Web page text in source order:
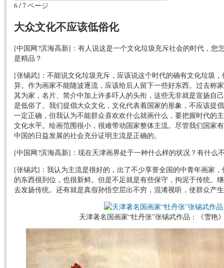
6 / 7 ページ
大众文化不应该低俗化
[中国网?滨海高新]：有人说这是一个文化垃圾充斥社会的时代，您
是精品？
[张锡武]：不能说文化垃圾充斥，应该说这个时代的确有文化垃圾
异。作为画家不能随波逐流，应该给后人留下一些好东西。过去称
其为家，名片、简介中加上许多吓人的头衔，这些无非就是宣扬自
是低俗了。我们提倡大众文化，文化代表着国家的形象，不应该提
一定正确，但我认为不能群众喜欢欢什么就画什么，要把握时代的
文化水平。绘画范围很小，很难带动国家整体主流。尽管我们国家
中国的日益发展的社会充分证明主流是正确的。
[中国网?滨海高新]：现在天津画界处于一种什么样的状况？有什么
[张锡武]：我认为主流是很好的，出了不少享誉全国的中青年画家
的东西很到位，也很新鲜。但是不足就是有些保守，拘泥于传统。
去发扬传统。还有就是真假孙悟空层出不穷，混淆视听，使群众产
天津著名国画家“牡丹张”张锡武作品：《雪艳